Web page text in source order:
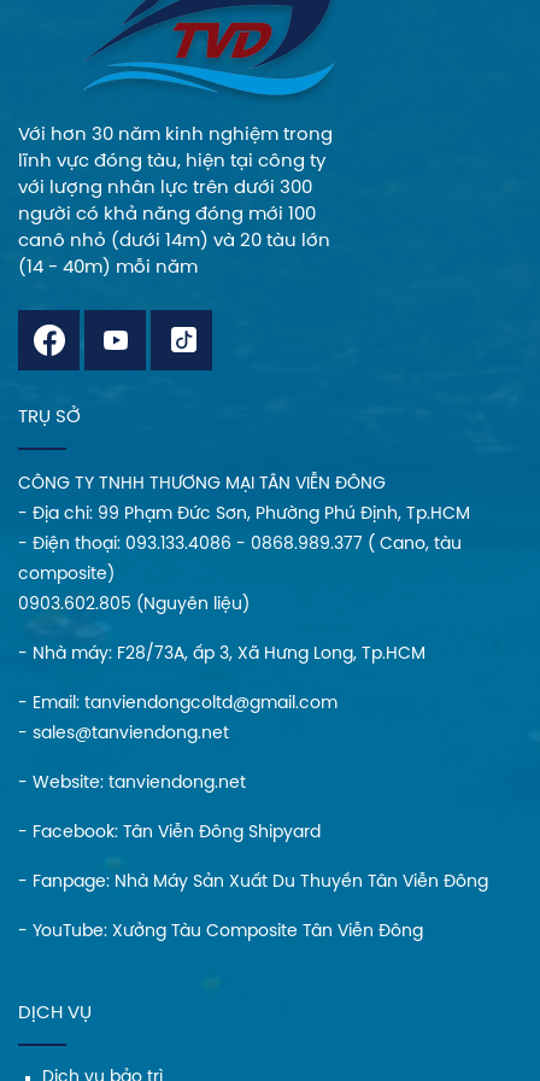
Với hơn 30 năm kinh nghiệm trong
lĩnh vực đóng tàu, hiện tại công ty
với lượng nhân lực trên dưới 300
người có khả năng đóng mới 100
canô nhỏ (dưới 14m) và 20 tàu lớn
(14 - 40m) mỗi năm
TRỤ SỞ
CÔNG TY TNHH THƯƠNG MẠI TÂN VIỄN ĐÔNG
- Địa chi: 99 Phạm Đức Sơn, Phường Phú Định, Tp.HCM
- Điện thoại: 093.133.4086 - 0868.989.377 ( Cano, tàu
composite)
0903.602.805 (Nguyên liệu)
- Nhà máy: F28/73A, ấp 3, Xã Hưng Long, Tp.HCM
- Email: tanviendongcoltd@gmail.com
- sales@tanviendong.net
- Website: tanviendong.net
- Facebook: Tân Viễn Đông Shipyard
- Fanpage: Nhà Máy Sản Xuất Du Thuyền Tân Viễn Đông
- YouTube: Xưởng Tàu Composite Tân Viễn Đông
DỊCH VỤ